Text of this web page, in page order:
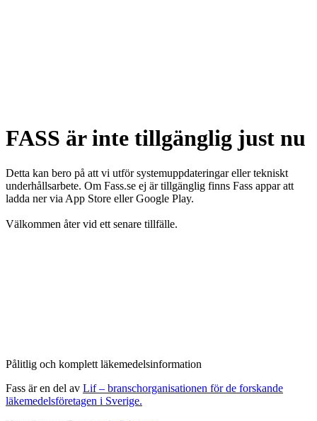
FASS är inte tillgänglig just nu
Detta kan bero på att vi utför systemuppdateringar eller tekniskt
underhållsarbete. Om Fass.se ej är tillgänglig finns Fass appar att
ladda ner via App Store eller Google Play.
Välkommen åter vid ett senare tillfälle.
Pålitlig och komplett läkemedelsinformation
Fass är en del av Lif – branschorganisationen för de forskande
läkemedelsföretagen i Sverige.